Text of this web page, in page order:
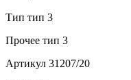
Тип тип 3
Прочее тип 3
Артикул 31207/20